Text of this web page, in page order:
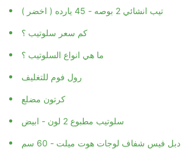
تيب انشائي 2 بوصه - 45 يارده ( اخضر )
كم سعر سلوتيب ؟
ما هي انواع السلوتيب ؟
رول فوم للتغليف
كرتون مضلع
سلوتيب مطبوع 2 لون - ابيض
دبل فيس شفاف لوجات هوت ميلت - 60 سم